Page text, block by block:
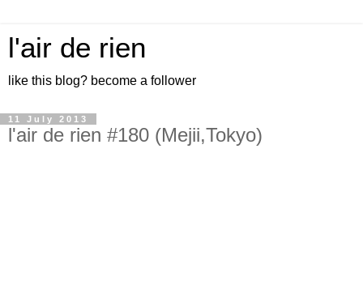
l'air de rien
like this blog? become a follower
11 July 2013
l'air de rien #180 (Mejii,Tokyo)